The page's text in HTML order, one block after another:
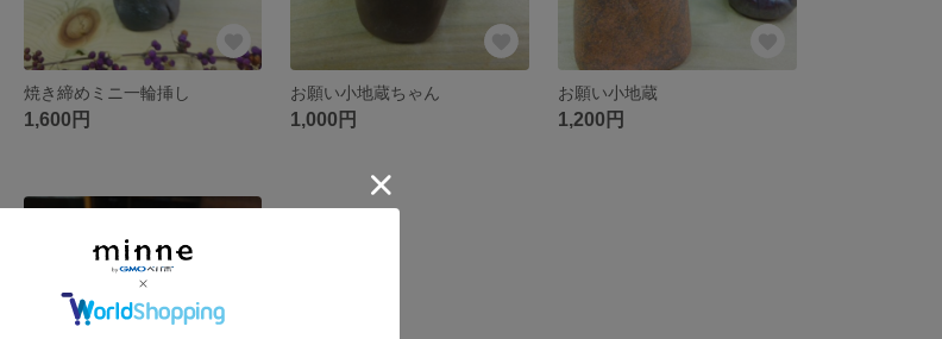
焼き締めミニ一輪挿し
1,600円
お願い小地蔵ちゃん
1,000円
お願い小地蔵
1,200円